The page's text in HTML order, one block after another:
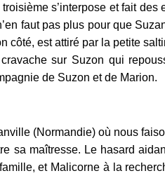
s’interpose et fait
faut pas plus pour que
côté, est attiré par la petite
sur Suzon qui
de Suzon et de Marion.
(Normandie) où nous
sa maîtresse. Le hasard
et Malicorne à la